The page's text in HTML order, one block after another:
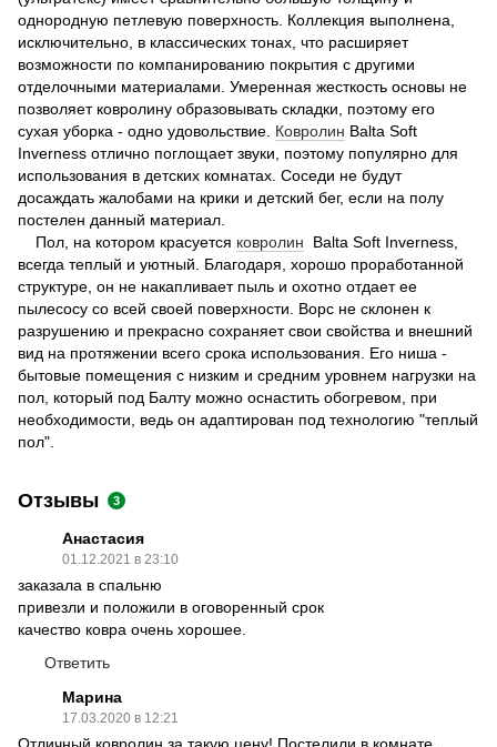
однородную петлевую поверхность. Коллекция выполнена,
исключительно, в классических тонах, что расширяет
возможности по компанированию покрытия с другими
отделочными материалами. Умеренная жесткость основы не
позволяет ковролину образовывать складки, поэтому его
сухая уборка - одно удовольствие. Ковролин Balta Soft
Inverness отлично поглощает звуки, поэтому популярно для
использования в детских комнатах. Соседи не будут
досаждать жалобами на крики и детский бег, если на полу
постелен данный материал.
Пол, на котором красуется ковролин Balta Soft Inverness,
всегда теплый и уютный. Благодаря, хорошо проработанной
структуре, он не накапливает пыль и охотно отдает ее
пылесосу со всей своей поверхности. Ворс не склонен к
разрушению и прекрасно сохраняет свои свойства и внешний
вид на протяжении всего срока использования. Его ниша -
бытовые помещения с низким и средним уровнем нагрузки на
пол, который под Балту можно оснастить обогревом, при
необходимости, ведь он адаптирован под технологию "теплый
пол".
Отзывы 3
Анастасия
01.12.2021 в 23:10
заказала в спальню
привезли и положили в оговоренный срок
качество ковра очень хорошее.
Ответить
Марина
17.03.2020 в 12:21
Отличный ковролин за такую цену! Постелили в комнате,